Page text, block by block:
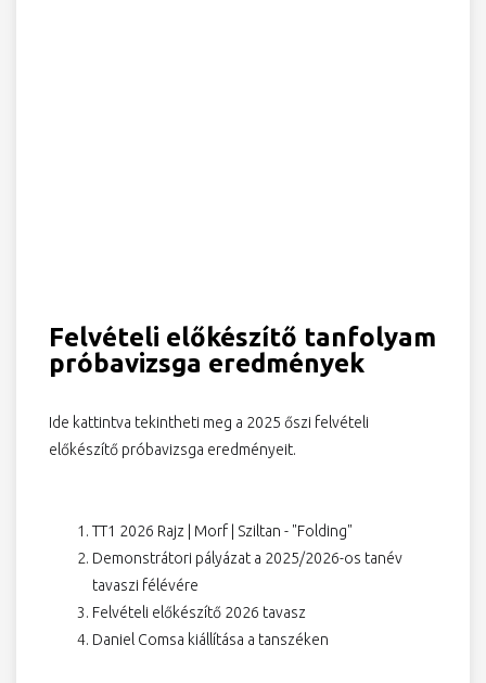
Felvételi előkészítő tanfolyam
próbavizsga eredmények
Ide kattintva tekintheti meg a 2025 őszi felvételi
előkészítő próbavizsga eredményeit.
TT1 2026 Rajz | Morf | Sziltan - "Folding"
Demonstrátori pályázat a 2025/2026-os tanév
tavaszi félévére
Felvételi előkészítő 2026 tavasz
Daniel Comsa kiállítása a tanszéken